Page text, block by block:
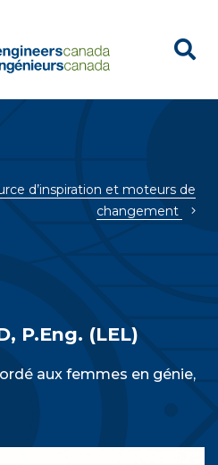
d’inspiration et moteurs de
changement
P.Eng. (LEL)
aux femmes en génie,